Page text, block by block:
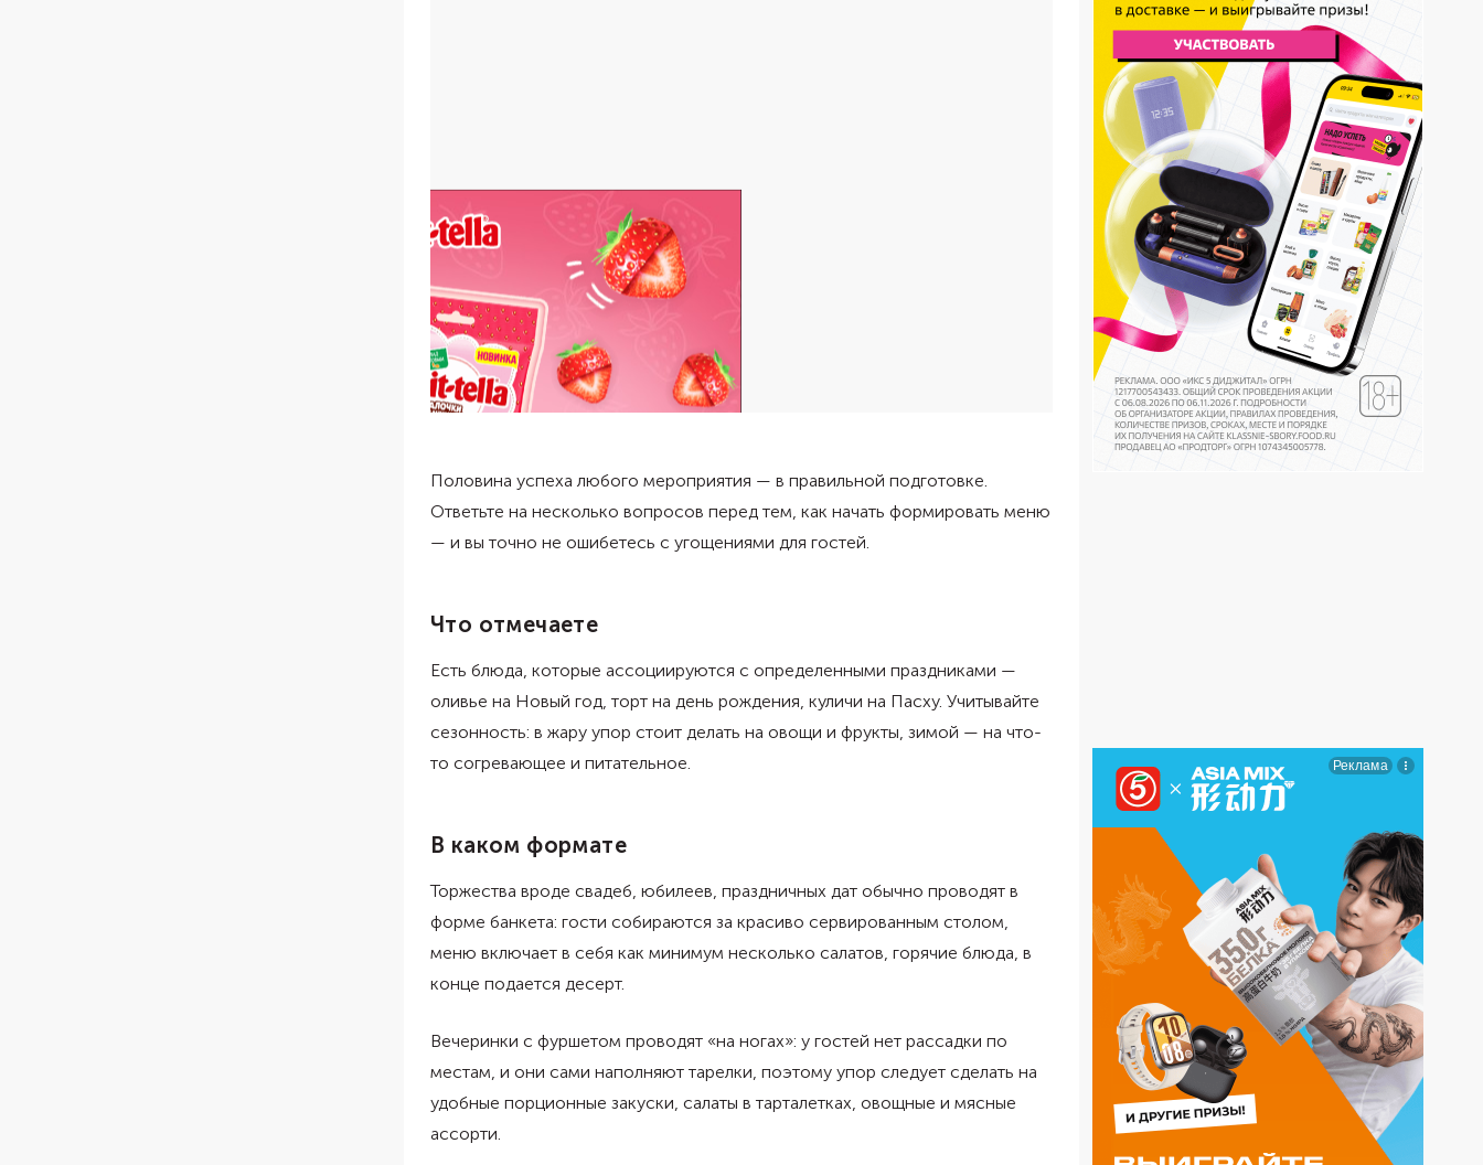
Половина успеха любого мероприятия — в правильной подготовке.
Ответьте на несколько вопросов перед тем, как начать формировать меню
— и вы точно не ошибетесь с угощениями для гостей.
Что отмечаете
Есть блюда, которые ассоциируются с определенными праздниками —
оливье на Новый год, торт на день рождения, куличи на Пасху. Учитывайте
сезонность: в жару упор стоит делать на овощи и фрукты, зимой — на что-
то согревающее и питательное.
В каком формате
Торжества вроде свадеб, юбилеев, праздничных дат обычно проводят в
форме банкета: гости собираются за красиво сервированным столом,
меню включает в себя как минимум несколько салатов, горячие блюда, в
конце подается десерт.
Вечеринки с фуршетом проводят «на ногах»: у гостей нет рассадки по
местам, и они сами наполняют тарелки, поэтому упор следует сделать на
удобные порционные закуски, салаты в тарталетках, овощные и мясные
ассорти.